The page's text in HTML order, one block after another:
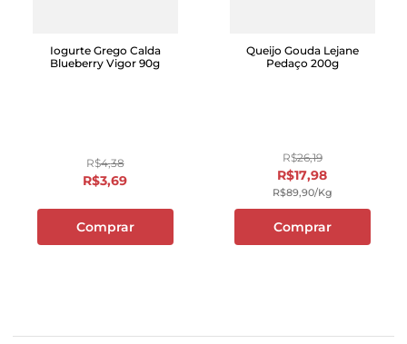
Iogurte Grego Calda
Blueberry Vigor 90g
R$4,38
R$3,69
Comprar
Queijo Gouda Lejane
Pedaço 200g
R$26,19
R$17,98
R$89,90/kg
Comprar